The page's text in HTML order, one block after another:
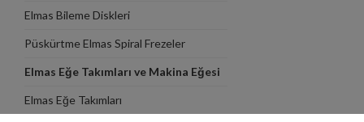
Elmas Bileme Diskleri
Püskürtme Elmas Spiral Frezeler
Elmas Eğe Takımları ve Makina Eğesi
Elmas Eğe Takımları